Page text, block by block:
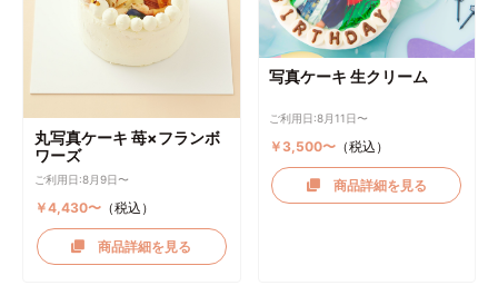
丸写真ケーキ 苺×フランボ
ワーズ
ご利用日:8月9日〜
￥4,430〜（税込）
商品詳細を見る
写真ケーキ 生クリーム
ご利用日:8月11日〜
￥3,500〜 （税込）
商品詳細を見る